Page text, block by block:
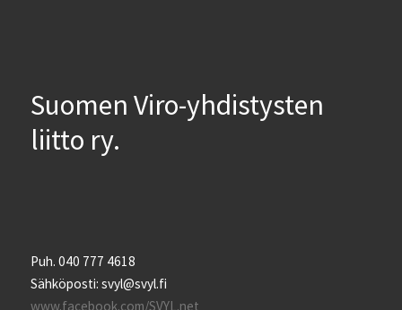
Suomen Viro-yhdistysten
liitto ry.
Puh. 040 777 4618
Sähköposti: svyl@svyl.fi
www.facebook.com/SVYL.net